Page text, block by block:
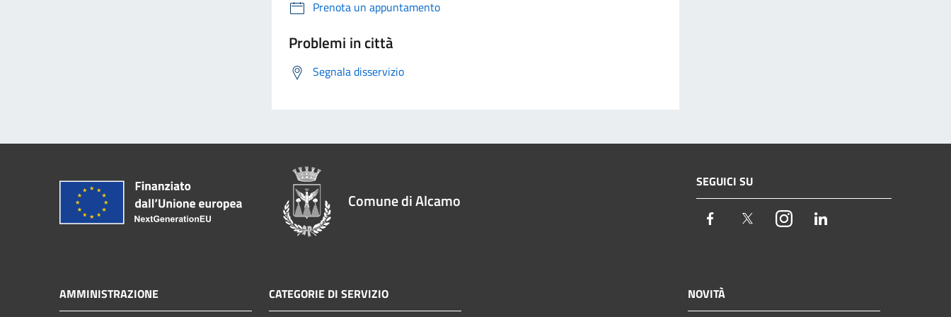
Prenota un appuntamento
Problemi in città
Segnala disservizio
Comune di Alcamo
SEGUICI SU
Facebook TwitterInstagram
AMMINISTRAZIONE CATEGORIE DI SERVIZIO NOVITÀ